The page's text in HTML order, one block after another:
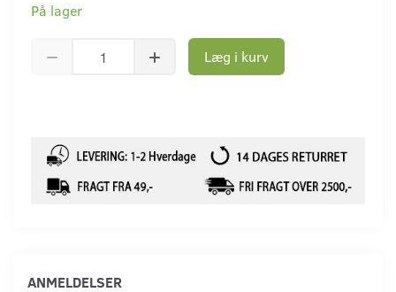
På lager
Læg i kurv
ANMELDELSER